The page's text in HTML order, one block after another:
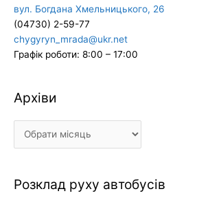
вул. Богдана Хмельницького, 26
(04730) 2-59-77
chygyryn_mrada@ukr.net
Графік роботи: 8:00 – 17:00
Архіви
Архіви
Розклад руху автобусів